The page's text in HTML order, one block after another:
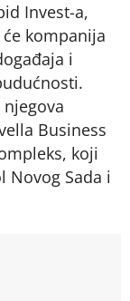
Invest-a,
kompanija
i
Business
koji
Novog Sada i